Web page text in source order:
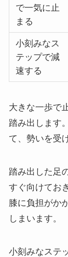
で一気に止
まる
小刻みなス
テップで減
速する
大きな一歩で
踏み出します
て、勢いを受
踏み出した足
すぐ向けてお
膝に負担がか
しまいます。
小刻みなステ